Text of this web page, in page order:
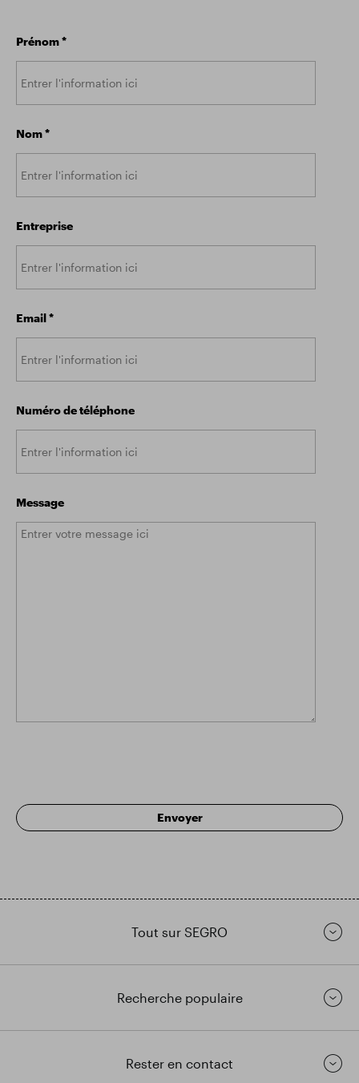
Prénom*
Nom*
Entreprise
Email*
Numéro de téléphone
Message
Tout sur SEGRO
Recherche populaire
Rester en contact